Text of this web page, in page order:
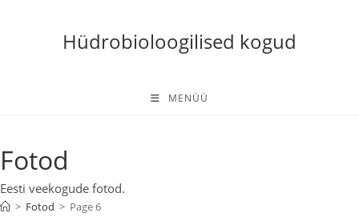
Hüdrobioloogilised kogud
MENÜÜ
Fotod
Eesti veekogude fotod.
> Fotod > Page 6